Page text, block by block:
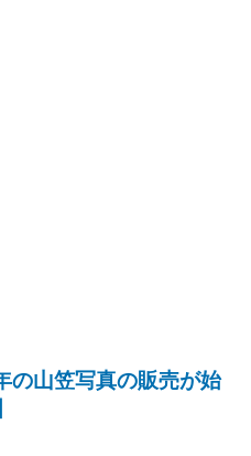
の山笠写真の販売が始